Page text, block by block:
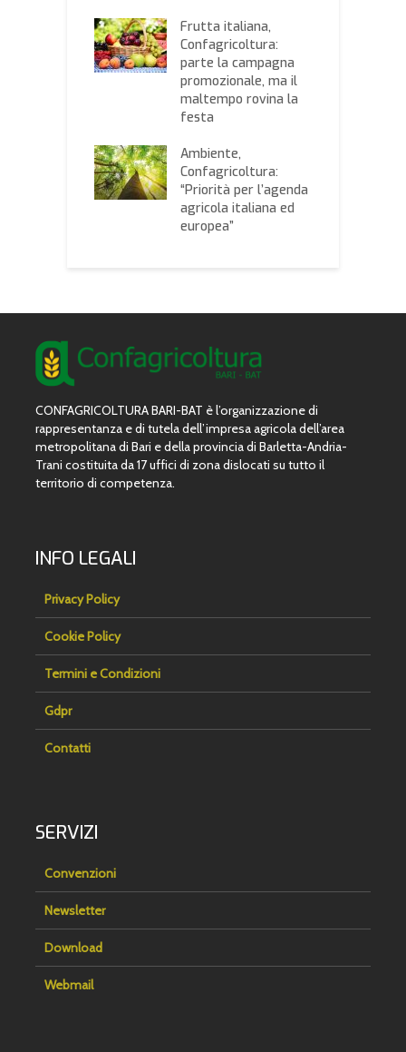
Frutta italiana,
Confagricoltura:
parte la campagna
promozionale, ma il
maltempo rovina la
festa
Ambiente,
Confagricoltura:
“Priorità per l’agenda
agricola italiana ed
europea”
CONFAGRICOLTURA BARI-BAT è l’organizzazione di
rappresentanza e di tutela dell’impresa agricola dell’area
metropolitana di Bari e della provincia di Barletta-Andria-
Trani costituita da 17 uffici di zona dislocati su tutto il
territorio di competenza.
INFO LEGALI
Privacy Policy
Cookie Policy
Termini e Condizioni
Gdpr
Contatti
SERVIZI
Convenzioni
Newsletter
Download
Webmail